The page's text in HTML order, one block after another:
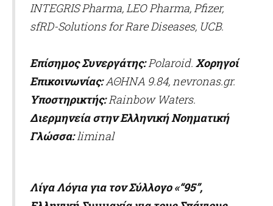
INTEGRIS Pharma, LEO Pharma, Pfizer,
sfRD-Solutions for Rare Diseases, UCB.
Επίσημος Συνεργάτης:Polaroid. Xορηγοί
Επικοινωνίας:ΑΘΗΝΑ 9.84, nevronas.gr.
Υποστηρικτής:Rainbow Waters.
Διερμηνεία στην Ελληνική Νοηματική
Γλώσσα:liminal
Λίγα Λόγια για τον Σύλλογο «“95”,